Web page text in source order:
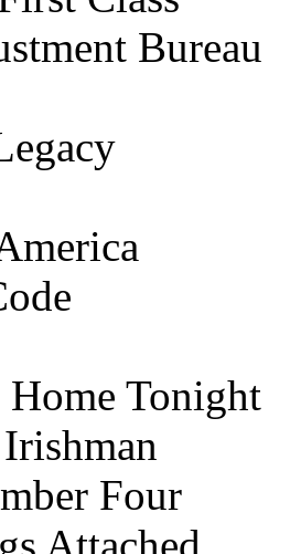
Bureau
Home Tonight
Four
Attached